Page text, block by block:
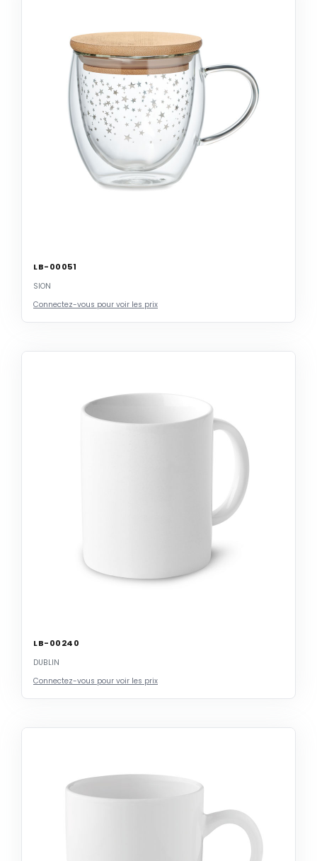
LB-00051
SION
Connectez-vous pour voir les prix
LB-00240
DUBLIN
Connectez-vous pour voir les prix